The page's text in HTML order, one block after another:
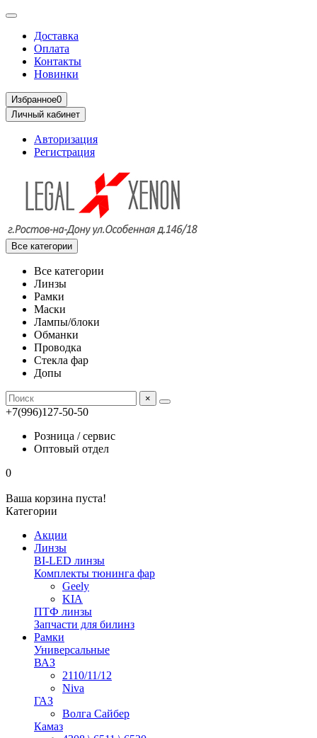
Доставка
Оплата
Контакты
Новинки
Избранное0
Личный кабинет
Авторизация
Регистрация
Все категории
Все категории
Линзы
Рамки
Маски
Лампы/блоки
Обманки
Проводка
Стекла фар
Допы
×
+7(996)127-50-50
Розница / сервис
Оптовый отдел
0
Ваша корзина пуста!
Категории
Акции
Линзы
BI-LED линзы
Комплекты тюнинга фар
Geely
KIA
ПТФ линзы
Запчасти для билинз
Рамки
Универсальные
ВАЗ
2110/11/12
Niva
ГАЗ
Волга Сайбер
Камаз